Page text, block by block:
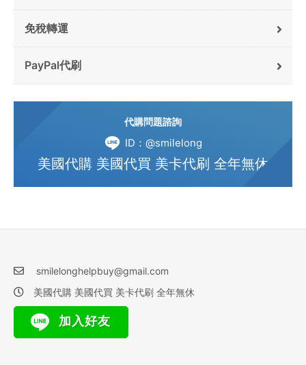
免稅轉運
PayPal代刷
代購問題諮詢
ID：@smilelong
美國代購 美國代買 美卡代刷 全年無休
smilelonghelpbuy@gmail.com
美國代購 美國代買 美卡代刷 全年無休
加入好友